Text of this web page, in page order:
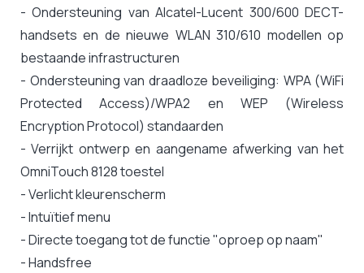
- Ondersteuning van Alcatel-Lucent 300/600 DECT-
handsets en de nieuwe WLAN 310/610 modellen op
bestaande infrastructuren
- Ondersteuning van draadloze beveiliging: WPA (WiFi
Protected Access)/WPA2 en WEP (Wireless
Encryption Protocol) standaarden
- Verrijkt ontwerp en aangename afwerking van het
OmniTouch 8128 toestel
- Verlicht kleurenscherm
- Intuïtief menu
- Directe toegang tot de functie "oproep op naam"
- Handsfree